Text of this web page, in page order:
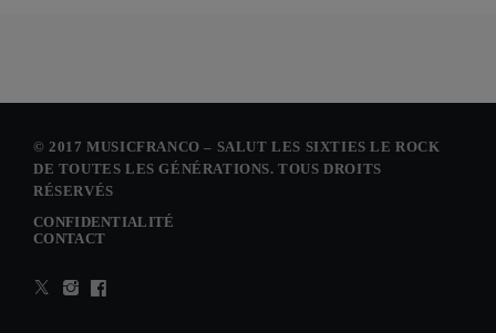
© 2017 MUSICFRANCO – SALUT LES SIXTIES LE ROCK
DE TOUTES LES GÉNÉRATIONS. TOUS DROITS
RÉSERVÉS
CONFIDENTIALITÉ
CONTACT